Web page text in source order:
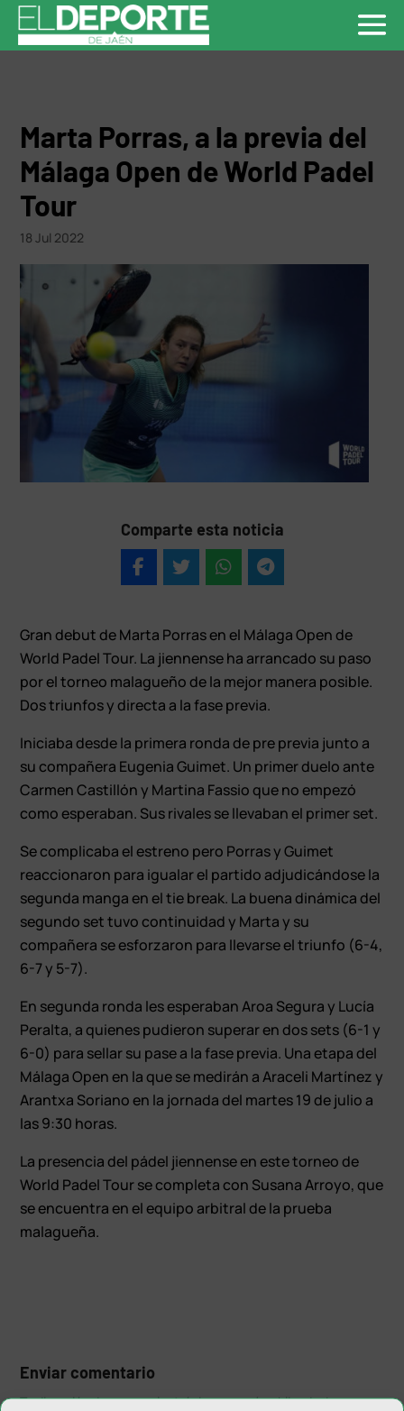
Marta Porras, a la previa del
Málaga Open de World Padel
Tour
18 Jul 2022
Comparte esta noticia
Gran debut de Marta Porras en el Málaga Open de
World Padel Tour. La jiennense ha arrancado su paso
por el torneo malagueño de la mejor manera posible.
Dos triunfos y directa a la fase previa.
Iniciaba desde la primera ronda de pre previa junto a
su compañera Eugenia Guimet. Un primer duelo ante
Carmen Castillón y Martina Fassio que no empezó
como esperaban. Sus rivales se llevaban el primer set.
Se complicaba el estreno pero Porras y Guimet
reaccionaron para igualar el partido adjudicándose la
segunda manga en el tie break. La buena dinámica del
segundo set tuvo continuidad y Marta y su
compañera se esforzaron para llevarse el triunfo (6-4,
6-7 y 5-7).
En segunda ronda les esperaban Aroa Segura y Lucía
Peralta, a quienes pudieron superar en dos sets (6-1 y
6-0) para sellar su pase a la fase previa. Una etapa del
Málaga Open en la que se medirán a Araceli Martínez y
Arantxa Soriano en la jornada del martes 19 de julio a
las 9:30 horas.
La presencia del pádel jiennense en este torneo de
World Padel Tour se completa con Susana Arroyo, que
se encuentra en el equipo arbitral de la prueba
malagueña.
Enviar comentario
Tu dirección de correo electrónico no será publicada.Los